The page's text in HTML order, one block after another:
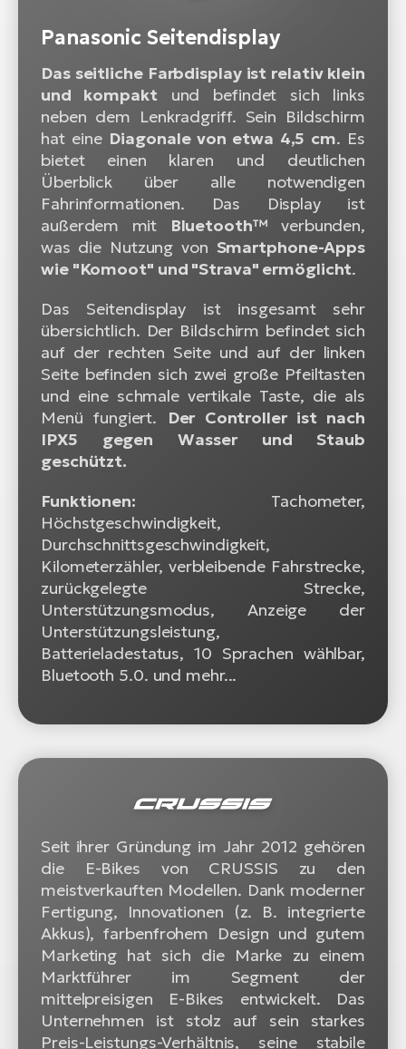
Panasonic Seitendisplay
Das seitliche Farbdisplay ist relativ klein
und kompaktund befindet sich links
neben dem Lenkradgriff. Sein Bildschirm
hat eine Diagonale von etwa 4,5 cm. Es
bietet einen klaren und deutlichen
Überblick über alle notwendigen
Fahrinformationen. Das Display ist
außerdem mit
Bluetooth™ verbunden,
was die Nutzung von Smartphone-Apps
wie "Komoot" und "Strava" ermöglicht.
Das Seitendisplay ist insgesamt sehr
übersichtlich. Der Bildschirm befindet sich
auf der rechten Seite und auf der linken
Seite befinden sich zwei große Pfeiltasten
und eine schmale vertikale Taste, die als
Menü fungiert.
Der Controller ist nach
IPX5 gegen Wasser und Staub
geschützt.
Funktionen: Tachometer,
Höchstgeschwindigkeit,
Durchschnittsgeschwindigkeit,
Kilometerzähler, verbleibende Fahrstrecke,
zurückgelegte Strecke,
Unterstützungsmodus, Anzeige der
Unterstützungsleistung,
Batterieladestatus, 10 Sprachen wählbar,
Bluetooth 5.0. und mehr...
Seit ihrer Gründung im Jahr 2012 gehören
die E-Bikes von CRUSSIS zu den
meistverkauften Modellen. Dank moderner
Fertigung, Innovationen (z. B. integrierte
Akkus), farbenfrohem Design und gutem
Marketing hat sich die Marke zu einem
Marktführer im Segment der
mittelpreisigen E-Bikes entwickelt. Das
Unternehmen ist stolz auf sein starkes
Preis-Leistungs-Verhältnis, seine stabile